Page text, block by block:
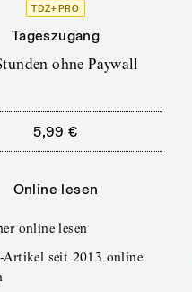
TDZ+ PRO
Tageszugang
ohne Paywall
5,99 €
Online lesen
online lesen
Artikel seit 2013 online